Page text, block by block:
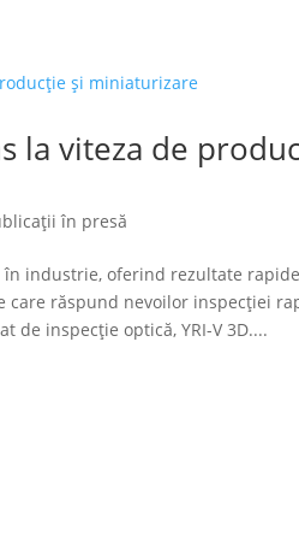
la viteza de
în presă
industrie, oferind rezultate
răspund nevoilor inspecției
de inspecție optică, YRI-V 3D....